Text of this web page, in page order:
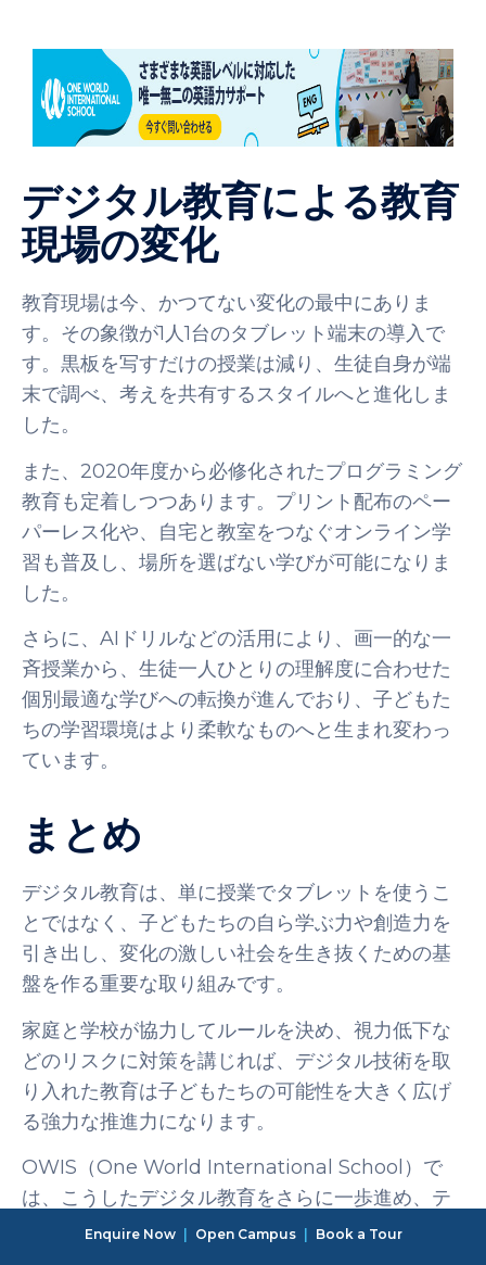
デジタル教育による教育
現場の変化
教育現場は今、かつてない変化の最中にありま
す。その象徴が1人1台のタブレット端末の導入で
す。黒板を写すだけの授業は減り、生徒自身が端
末で調べ、考えを共有するスタイルへと進化しま
した。
また、2020年度から必修化されたプログラミング
教育も定着しつつあります。プリント配布のペー
パーレス化や、自宅と教室をつなぐオンライン学
習も普及し、場所を選ばない学びが可能になりま
した。
さらに、AIドリルなどの活用により、画一的な一
斉授業から、生徒一人ひとりの理解度に合わせた
個別最適な学びへの転換が進んでおり、子どもた
ちの学習環境はより柔軟なものへと生まれ変わっ
ています。
まとめ
デジタル教育は、単に授業でタブレットを使うこ
とではなく、子どもたちの自ら学ぶ力や創造力を
引き出し、変化の激しい社会を生き抜くための基
盤を作る重要な取り組みです。
家庭と学校が協力してルールを決め、視力低下な
どのリスクに対策を講じれば、デジタル技術を取
り入れた教育は子どもたちの可能性を大きく広げ
る強力な推進力になります。
OWIS（One World International School）で
は、こうしたデジタル教育をさらに一歩進め、テ
クノロジーを創造のためのツールとして活用して
Enquire Now | Open Campus | Book a Tour